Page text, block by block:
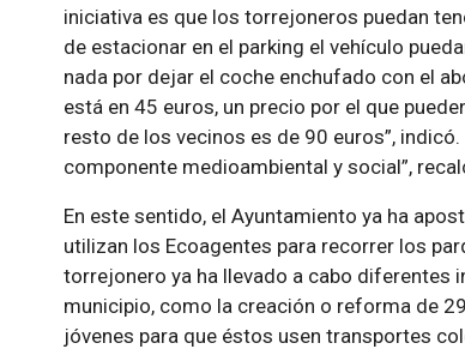
iniciativa es que los torrejoneros puedan
de estacionar en el parking el vehículo
nada por dejar el coche enchufado con el
está en 45 euros, un precio por el que
resto de los vecinos es de 90 euros”,
componente medioambiental y social”,
En este sentido, el Ayuntamiento ya ha
utilizan los Ecoagentes para recorrer los
torrejonero ya ha llevado a cabo diferentes
municipio, como la creación o reforma de
jóvenes para que éstos usen transportes